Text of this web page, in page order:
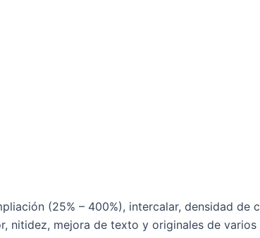
(25% – 400%), intercalar, densidad de
nitidez, mejora de texto y originales de